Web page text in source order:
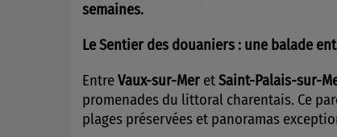
semaines.
Le Sentier des douaniers : une balade
EntreVaux-sur-Mer etSaint-Palais-sur-
promenades du littoral charentais. Ce
plages préservées et panoramas